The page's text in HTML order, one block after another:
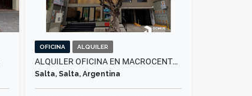
OFICINA ALQUILER
ALQUILER OFICINA EN MACROCENTRO
Salta, Salta, Argentina